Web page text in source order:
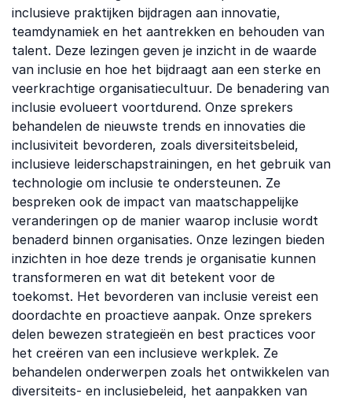
inclusieve praktijken bijdragen aan innovatie,
teamdynamiek en het aantrekken en behouden van
talent. Deze lezingen geven je inzicht in de waarde
van inclusie en hoe het bijdraagt aan een sterke en
veerkrachtige organisatiecultuur. De benadering van
inclusie evolueert voortdurend. Onze sprekers
behandelen de nieuwste trends en innovaties die
inclusiviteit bevorderen, zoals diversiteitsbeleid,
inclusieve leiderschapstrainingen, en het gebruik van
technologie om inclusie te ondersteunen. Ze
bespreken ook de impact van maatschappelijke
veranderingen op de manier waarop inclusie wordt
benaderd binnen organisaties. Onze lezingen bieden
inzichten in hoe deze trends je organisatie kunnen
transformeren en wat dit betekent voor de
toekomst. Het bevorderen van inclusie vereist een
doordachte en proactieve aanpak. Onze sprekers
delen bewezen strategieën en best practices voor
het creëren van een inclusieve werkplek. Ze
behandelen onderwerpen zoals het ontwikkelen van
diversiteits- en inclusiebeleid, het aanpakken van